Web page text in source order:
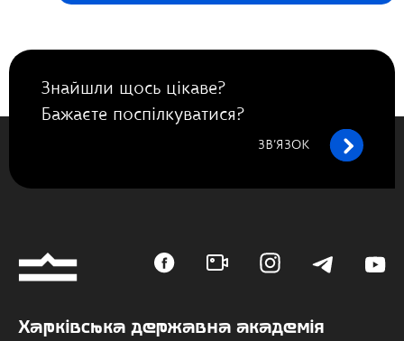
Знайшли щось цікаве?
Бажаєте поспілкуватися?
ЗВ’ЯЗОК
Харківська державна академія